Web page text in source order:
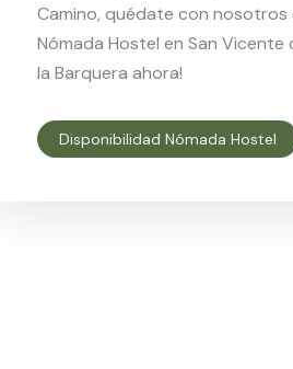
Camino, quédate con nosotros
Nómada Hostel en San Vicente
la Barquera ahora!
Disponibilidad Nómada Hostel